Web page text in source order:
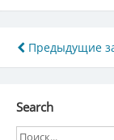
по
записям
Предыдущие
Search